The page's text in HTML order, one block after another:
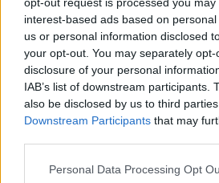
interest-based ads based on
us or personal information disclosed
your opt-out. You may separately
disclosure of your personal
IAB’s list of downstream participants.
also be disclosed by us to third
Downstream Participants that may
Personal Data Processing Opt
Vertikála materiální i spirituální
1.4.2005 | Vlastimil Zuska
Nepočítáme-li mapu „Rozhledny České
1999), představuje kniha Naše
úspěšné „zmocnění se“ fenoménu
reprezentativních barevných publikacích
Čech, Moravy a Slezska. Liberec,
Rozhledny na prahu 21. století, Liberec,
Jde o skromnějšího turistického
České republiky.